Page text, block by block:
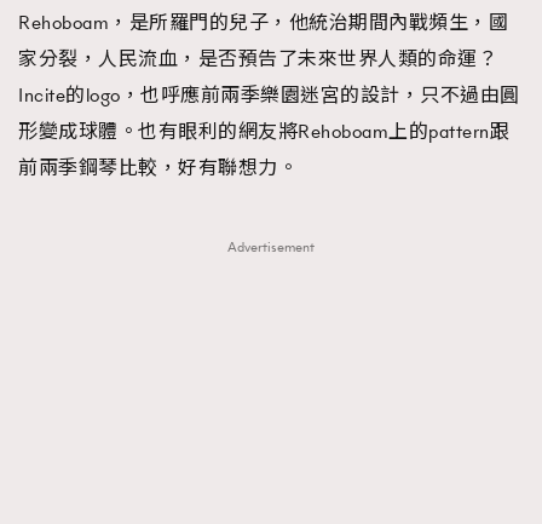
Rehoboam，是所羅門的兒子，他統治期間內戰頻生，國
家分裂，人民流血，是否預告了未來世界人類的命運？
Incite的logo，也呼應前兩季樂園迷宮的設計，只不過由圓
形變成球體。也有眼利的網友將Rehoboam上的pattern跟
前兩季鋼琴比較，好有聯想力。
Advertisement